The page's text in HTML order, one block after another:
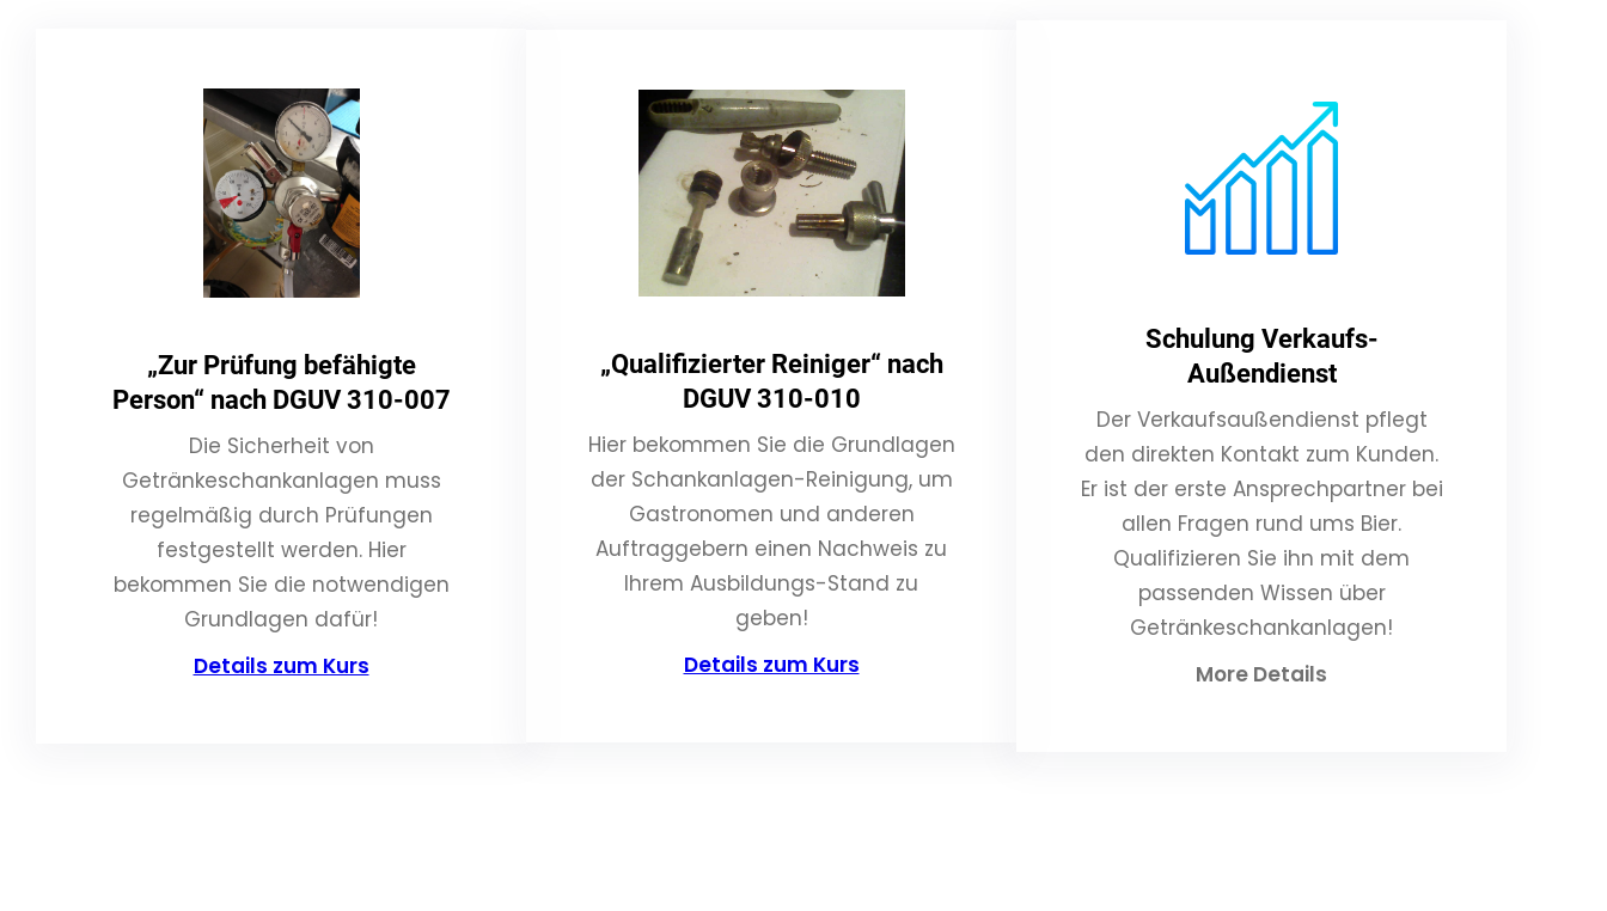
„Zur Prüfung befähigte
Person“ nach DGUV 310-007
Die Sicherheit von
Getränkeschankanlagen muss
regelmäßig durch Prüfungen
festgestellt werden. Hier
bekommen Sie die notwendigen
Grundlagen dafür!
Details zum Kurs
„Qualifizierter Reiniger“ nach
DGUV 310-010
Hier bekommen Sie die Grundlagen
der Schankanlagen-Reinigung, um
Gastronomen und anderen
Auftraggebern einen Nachweis zu
Ihrem Ausbildungs-Stand zu
geben!
Details zum Kurs
Schulung Verkaufs-
Außendienst
Der Verkaufsaußendienst pflegt
den direkten Kontakt zum Kunden.
Er ist der erste Ansprechpartner bei
allen Fragen rund ums Bier.
Qualifizieren Sie ihn mit dem
passenden Wissen über
Getränkeschankanlagen!
More Details